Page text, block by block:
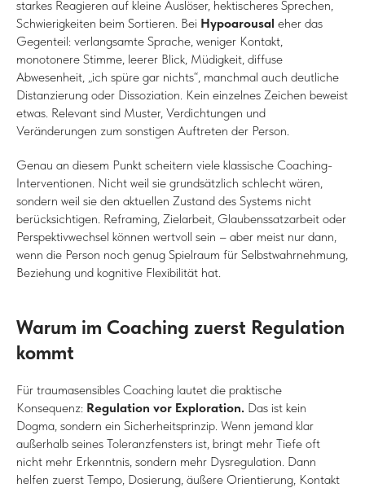
starkes Reagieren auf kleine Auslöser, hektischeres Sprechen,
Schwierigkeiten beim Sortieren. Bei Hypoarousal eher das
Gegenteil: verlangsamte Sprache, weniger Kontakt,
monotonere Stimme, leerer Blick, Müdigkeit, diffuse
Abwesenheit, „ich spüre gar nichts“, manchmal auch deutliche
Distanzierung oder Dissoziation. Kein einzelnes Zeichen beweist
etwas. Relevant sind Muster, Verdichtungen und
Veränderungen zum sonstigen Auftreten der Person.
Genau an diesem Punkt scheitern viele klassische Coaching-
Interventionen. Nicht weil sie grundsätzlich schlecht wären,
sondern weil sie den aktuellen Zustand des Systems nicht
berücksichtigen. Reframing, Zielarbeit, Glaubenssatzarbeit oder
Perspektivwechsel können wertvoll sein – aber meist nur dann,
wenn die Person noch genug Spielraum für Selbstwahrnehmung,
Beziehung und kognitive Flexibilität hat.
Warum im Coaching zuerst Regulation
kommt
Für traumasensibles Coaching lautet die praktische
Konsequenz: Regulation vor Exploration. Das ist kein
Dogma, sondern ein Sicherheitsprinzip. Wenn jemand klar
außerhalb seines Toleranzfensters ist, bringt mehr Tiefe oft
nicht mehr Erkenntnis, sondern mehr Dysregulation. Dann
helfen zuerst Tempo, Dosierung, äußere Orientierung, Kontakt